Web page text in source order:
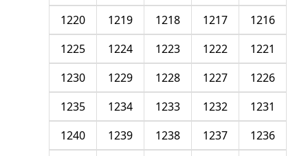
1216
1217
1218
1219
1220
1221
1222
1223
1224
1225
1226
1227
1228
1229
1230
1231
1232
1233
1234
1235
1236
1237
1238
1239
1240